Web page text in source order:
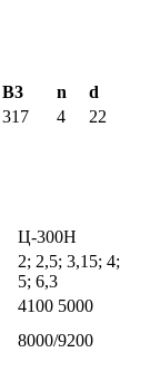
B3 n
d
317 4 22
Ц-300Н
2; 2,5; 3,15; 4;
5; 6,3
4100 5000
8000/9200